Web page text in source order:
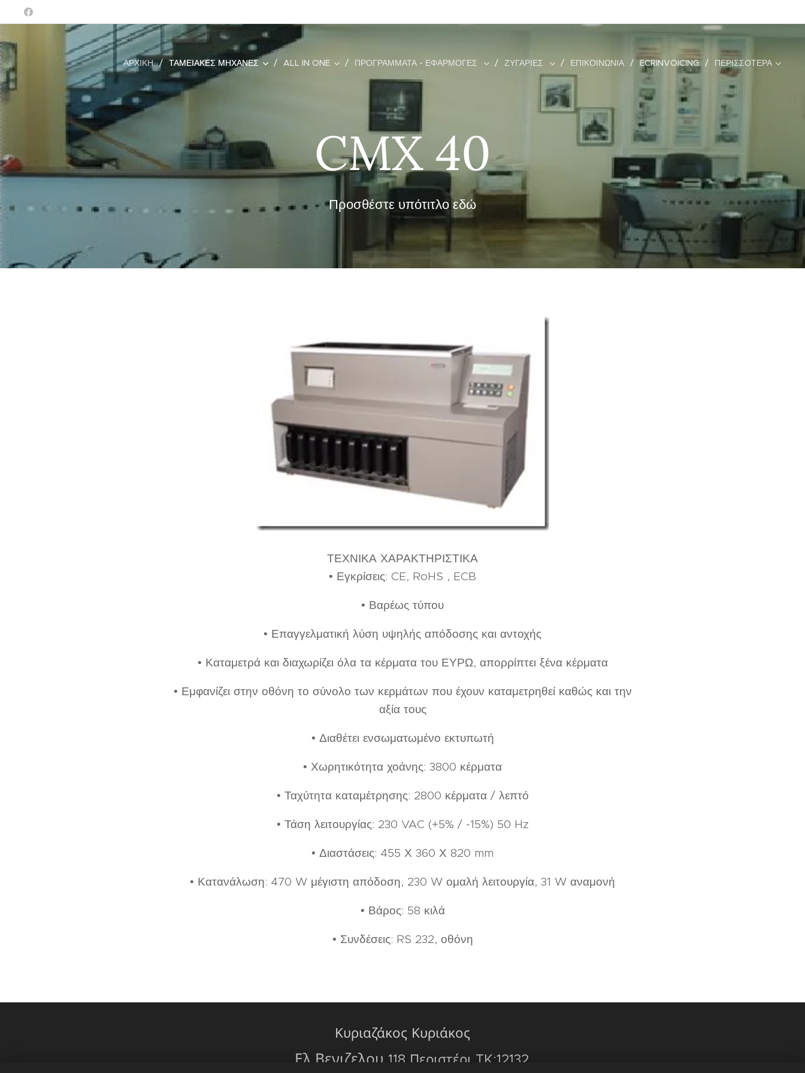
ΑΡΧΙΚΉ ΤΑΜΕΙΑΚΈΣ ΜΗΧΑΝΈΣ ALL IN ONE ΠΡΟΓΡΆΜΜΑΤΑ - ΕΦΑΡΜΟΓΈΣ ΖΥΓΑΡΙΕΣ ΕΠΙΚΟΙΝΩΝΊΑ ECRINVOICING ΠΕΡΙΣΣΌΤΕΡΑ
CMX 40
Προσθέστε υπότιτλο εδώ
ΤΕΧΝΙΚΑ ΧΑΡΑΚΤΗΡΙΣΤΙΚΑ
• Εγκρίσεις: CE, RoHS , ECB
• Βαρέως τύπου
• Επαγγελματική λύση υψηλής απόδοσης και αντοχής
• Καταμετρά και διαχωρίζει όλα τα κέρματα του ΕΥΡΩ, απορρίπτει ξένα κέρματα
• Εμφανίζει στην οθόνη το σύνολο των κερμάτων που έχουν καταμετρηθεί καθώς και την
αξία τους
• Διαθέτει ενσωματωμένο εκτυπωτή
• Χωρητικότητα χοάνης: 3800 κέρματα
• Ταχύτητα καταμέτρησης: 2800 κέρματα / λεπτό
• Τάση λειτουργίας: 230 VAC (+5% / -15%) 50 Hz
• Διαστάσεις: 455 Χ 360 Χ 820 mm
• Κατανάλωση: 470 W μέγιστη απόδοση, 230 W ομαλή λειτουργία, 31 W αναμονή
• Βάρος: 58 κιλά
• Συνδέσεις: RS 232, οθόνη
Κυριαζάκος Κυριάκος
📍Ελ.Βενιζελου 118 Περιστέρι TK:12132